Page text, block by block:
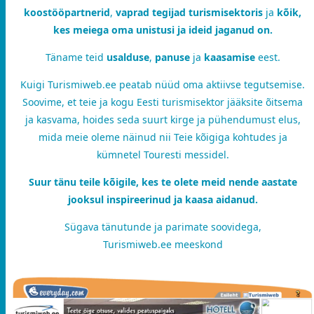
koostööpartnerid, vaprad tegijad turismisektoris ja kõik,
kes meiega oma unistusi ja ideid jaganud on.
Täname teid usalduse, panuseja kaasamiseeest.
Kuigi Turismiweb.ee peatab nüüd oma aktiivse tegutsemise.
Soovime, et teie ja kogu Eesti turismisektor jääksite õitsema
ja kasvama, hoides seda suurt kirge ja pühendumust elus,
mida meie oleme näinud nii Teie kõigiga kohtudes ja
kümnetel Touresti messidel.
Suur tänu teile kõigile, kes te olete meid nende aastate
jooksul inspireerinud ja kaasa aidanud.
Sügava tänutunde ja parimate soovidega,
Turismiweb.ee meeskond